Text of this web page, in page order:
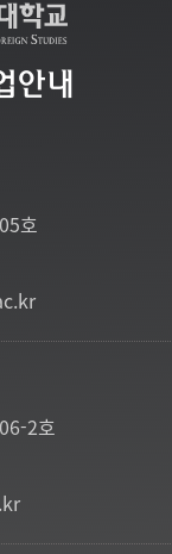
안내
호
2호